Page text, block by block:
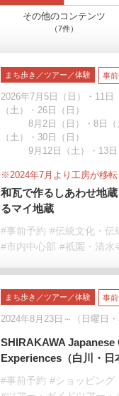
その他のコンテンツ
（7件）
まち歩き／ツアー／体験 事
2026年7月5日（日）・11日
（土）・26日（日）
8月2日（日）・8日（
（土）・30日（日）
9月12日（土）・13日
※2024年7月より工房が移転
和瓦で作るしあわせ地
るマイ地蔵
#事前予約 #伝統文化・伝
#市内中心部 #祇園・清水
まち歩き／ツアー／体験 事
2024年8月23日～（日曜日・
SHIRAKAWA Japanese
Experiences（白川・日
#事前予約 #ショッピング